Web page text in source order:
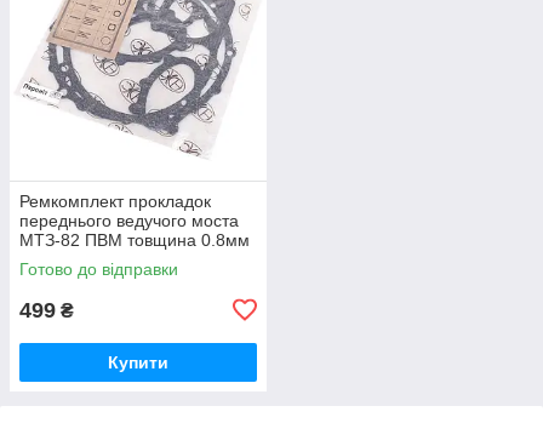
Ремкомплект прокладок
переднього ведучого моста
МТЗ-82 ПВМ товщина 0.8мм
(пароніт Україна) Р/к
переднього моста
Готово до відправки
499 ₴
Купити